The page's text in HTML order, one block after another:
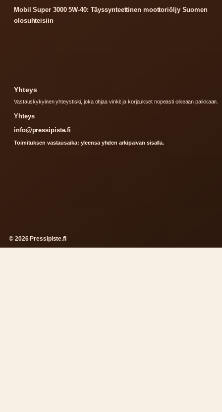
Mobil Super 3000 5W-40: Täyssynteettinen moottoriöljy Suomen
olosuhteisiin
Yhteys
Vastauskykyinen yhteystiski, joka ohjaa vinkit ja korjaukset nopeasti oikeaan paikkaan.
Yhteys
info@pressipiste.fi
Toimituksen vastausaika: yleensa yhden arkipaivan sisalla.
© 2026 Pressipiste.fi